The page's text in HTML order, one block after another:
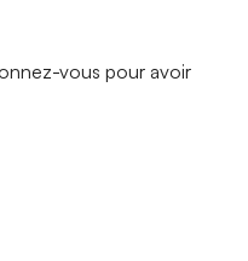
vous pour avoir